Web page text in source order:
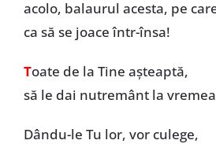
acolo, balaurul acesta, pe
ca să se joace într-însa!
Toate de la Tine așteaptă,
să le dai nutremânt la
Dându-le Tu lor, vor culege,